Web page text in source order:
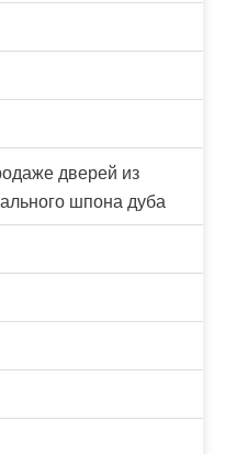
дверей из
шпона дуба